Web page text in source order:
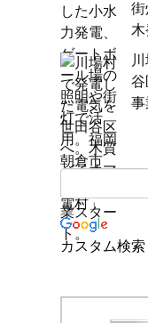
街
木
谷
事
カスタム検索